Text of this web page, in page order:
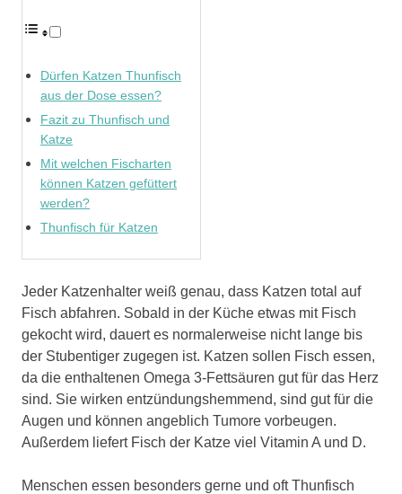
Dürfen Katzen Thunfisch
aus der Dose essen?
Fazit zu Thunfisch und
Katze
Mit welchen Fischarten
können Katzen gefüttert
werden?
Thunfisch für Katzen
Jeder Katzenhalter weiß genau, dass Katzen total auf
Fisch abfahren. Sobald in der Küche etwas mit Fisch
gekocht wird, dauert es normalerweise nicht lange bis
der Stubentiger zugegen ist. Katzen sollen Fisch essen,
da die enthaltenen Omega 3-Fettsäuren gut für das Herz
sind. Sie wirken entzündungshemmend, sind gut für die
Augen und können angeblich Tumore vorbeugen.
Außerdem liefert Fisch der Katze viel Vitamin A und D.
Menschen essen besonders gerne und oft Thunfisch